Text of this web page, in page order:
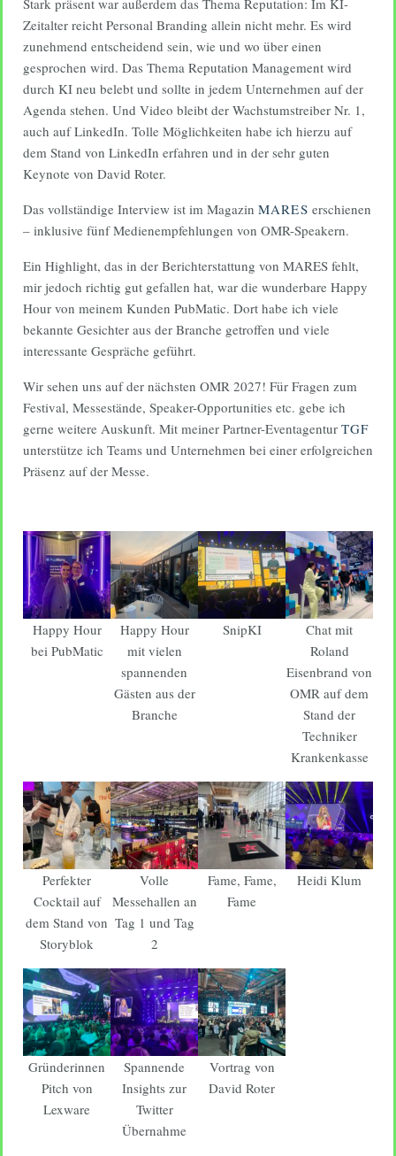
Stark präsent war außerdem das Thema Reputation: Im KI-
Zeitalter reicht Personal Branding allein nicht mehr. Es wird
zunehmend entscheidend sein, wie und wo über einen
gesprochen wird. Das Thema Reputation Management wird
durch KI neu belebt und sollte in jedem Unternehmen auf der
Agenda stehen. Und Video bleibt der Wachstumstreiber Nr. 1,
auch auf LinkedIn. Tolle Möglichkeiten habe ich hierzu auf
dem Stand von LinkedIn erfahren und in der sehr guten
Keynote von David Roter.
Das vollständige Interview ist im Magazin MARES erschienen
– inklusive fünf Medienempfehlungen von OMR-Speakern.
Ein Highlight, das in der Berichterstattung von MARES fehlt,
mir jedoch richtig gut gefallen hat, war die wunderbare Happy
Hour von meinem Kunden PubMatic. Dort habe ich viele
bekannte Gesichter aus der Branche getroffen und viele
interessante Gespräche geführt.
Wir sehen uns auf der nächsten OMR 2027! Für Fragen zum
Festival, Messestände, Speaker-Opportunities etc. gebe ich
gerne weitere Auskunft. Mit meiner Partner-Eventagentur TGF
unterstütze ich Teams und Unternehmen bei einer erfolgreichen
Präsenz auf der Messe.
Happy Hour
bei PubMatic
Happy Hour
mit vielen
spannenden
Gästen aus der
Branche
SnipKI
Chat mit
Roland
Eisenbrand von
OMR auf dem
Stand der
Techniker
Krankenkasse
Perfekter
Cocktail auf
dem Stand von
Storyblok
Volle
Messehallen an
Tag 1 und Tag
2
Fame, Fame,
Fame
Heidi Klum
Gründerinnen
Pitch von
Lexware
Spannende
Insights zur
Twitter
Übernahme
Vortrag von
David Roter